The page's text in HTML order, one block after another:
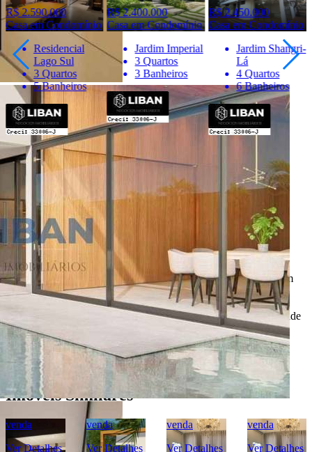
R$ 2.590.000
Casa em Condomínio
Residencial
Lago Sul
3 Quartos
5 Banheiros
R$ 2.400.000
Casa em Condomínio
Jardim Imperial
3 Quartos
3 Banheiros
R$ 2.450.000
Casa em Condomínio
Jardim Shangri-
Lá
4 Quartos
6 Banheiros
Importante
* Valores, disponibilidade e demais informações estão sujeitas à
alterações. SEMPRE consulte o anunciante sobre as condições e
informações atualizadas do imóvel anunciado.
OPortal Casa Bauru , incluindo todos seus colaboradores, não
realizam qualquer intermediação e não participam de nenhuma
negociação dos imóveis anunciados.
Todas as informações e imagens deste anúncio fazem parte de um
anúncio publicitário e foram fornecidas pelo anunciante Liban -
Negócios Imobiliários.
OPortal Casa Bauru
não tem controle e não garante a veracidade
destas informações.
Móveis e demais objetos exibidos nas fotos não fazem parte da
oferta. Contate o anunciante para confirmar a disponibilidade e
condições detalhadas para negociação deste imóvel.
Imóveis Similares
venda
Ver Detalhes
venda
Ver Detalhes
venda
Ver Detalhes
venda
Ver Detalhes